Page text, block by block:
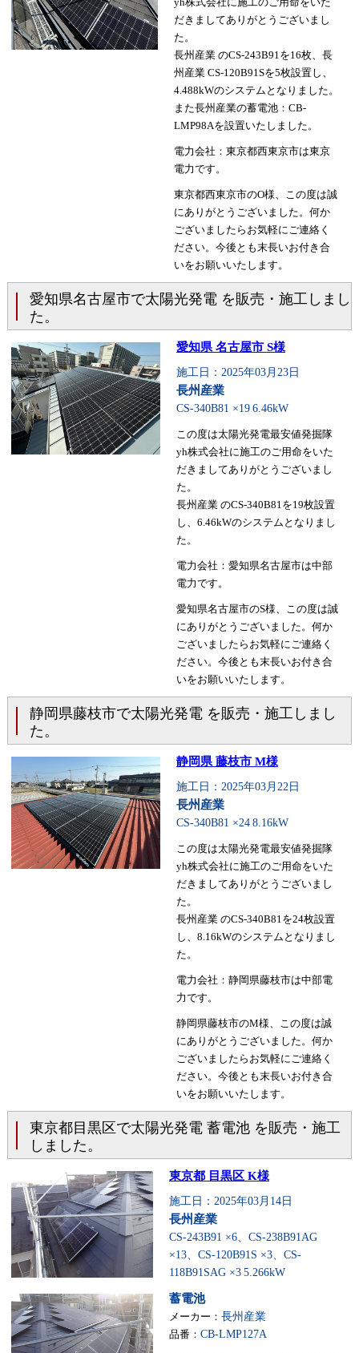
だきましてありがとうございまし
た。
長州産業 のCS-243B91を16枚、長
州産業 CS-120B91Sを5枚設置し、
4.488kWのシステムとなりました。
また長州産業の蓄電池：CB-
LMP98Aを設置いたしました。
電力会社：東京都西東京市は東京
電力です。
東京都西東京市のO様、この度は誠
にありがとうございました。何か
ございましたらお気軽にご連絡く
ださい。今後とも末長いお付き合
いをお願いいたします。
愛知県名古屋市で太陽光発電 を販売・施工しまし
た。
愛知県 名古屋市 S様
施工日：2025年03月23日
長州産業
CS-340B81 ×19 6.46kW
この度は太陽光発電最安値発掘隊
yh株式会社に施工のご用命をいた
だきましてありがとうございまし
た。
長州産業 のCS-340B81を19枚設置
し、6.46kWのシステムとなりまし
た。
電力会社：愛知県名古屋市は中部
電力です。
愛知県名古屋市のS様、この度は誠
にありがとうございました。何か
ございましたらお気軽にご連絡く
ださい。今後とも末長いお付き合
いをお願いいたします。
静岡県藤枝市で太陽光発電 を販売・施工しまし
た。
静岡県 藤枝市 M様
施工日：2025年03月22日
長州産業
CS-340B81 ×24 8.16kW
この度は太陽光発電最安値発掘隊
yh株式会社に施工のご用命をいた
だきましてありがとうございまし
た。
長州産業 のCS-340B81を24枚設置
し、8.16kWのシステムとなりまし
た。
電力会社：静岡県藤枝市は中部電
力です。
静岡県藤枝市のM様、この度は誠
にありがとうございました。何か
ございましたらお気軽にご連絡く
ださい。今後とも末長いお付き合
いをお願いいたします。
東京都目黒区で太陽光発電 蓄電池 を販売・施工
しました。
東京都 目黒区 K様
施工日：2025年03月14日
長州産業
CS-243B91 ×6、CS-238B91AG
×13、CS-120B91S ×3、CS-
118B91SAG ×3 5.266kW
蓄電池
メーカー： 長州産業
品番： CB-LMP127A